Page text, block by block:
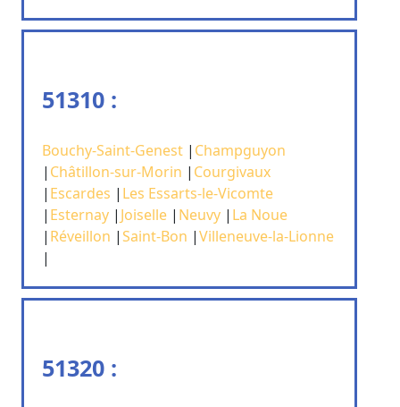
51310 :
Bouchy-Saint-Genest | Champguyon
| Châtillon-sur-Morin | Courgivaux
| Escardes | Les Essarts-le-Vicomte
| Esternay | Joiselle | Neuvy | La Noue
| Réveillon |Saint-Bon |Villeneuve-la-Lionne
|
51320 :